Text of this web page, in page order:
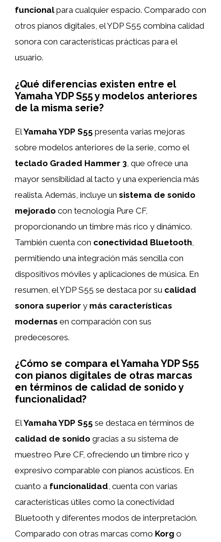
funcionalpara cualquier espacio. Comparado con
otros pianos digitales, el YDP S55 combina calidad
sonora con características prácticas para el
usuario.
¿Qué diferencias existen entre el
Yamaha YDP S55 y modelos anteriores
de la misma serie?
ElYamaha YDP S55 presenta varias mejoras
sobre modelos anteriores de la serie, como el
teclado Graded Hammer 3 , que ofrece una
mayor sensibilidad al tacto y una experiencia más
realista. Además, incluye un sistema de sonido
mejorado con tecnología Pure CF,
proporcionando un timbre más rico y dinámico.
También cuenta con conectividad Bluetooth
permitiendo una integración más sencilla con
dispositivos móviles y aplicaciones de música. En
resumen, el YDP S55 se destaca por su calidad
sonora superior y más características
modernas en comparación con sus
predecesores.
¿Cómo se compara el Yamaha YDP S55
con pianos digitales de otras marcas
en términos de calidad de sonido y
funcionalidad?
ElYamaha YDP S55 se destaca en términos de
calidad de sonido gracias a su sistema de
muestreo Pure CF, ofreciendo un timbre rico y
expresivo comparable con pianos acústicos. En
cuanto a funcionalidad, cuenta con varias
características útiles como la conectividad
Bluetooth y diferentes modos de interpretación.
Comparado con otras marcas como Korg o